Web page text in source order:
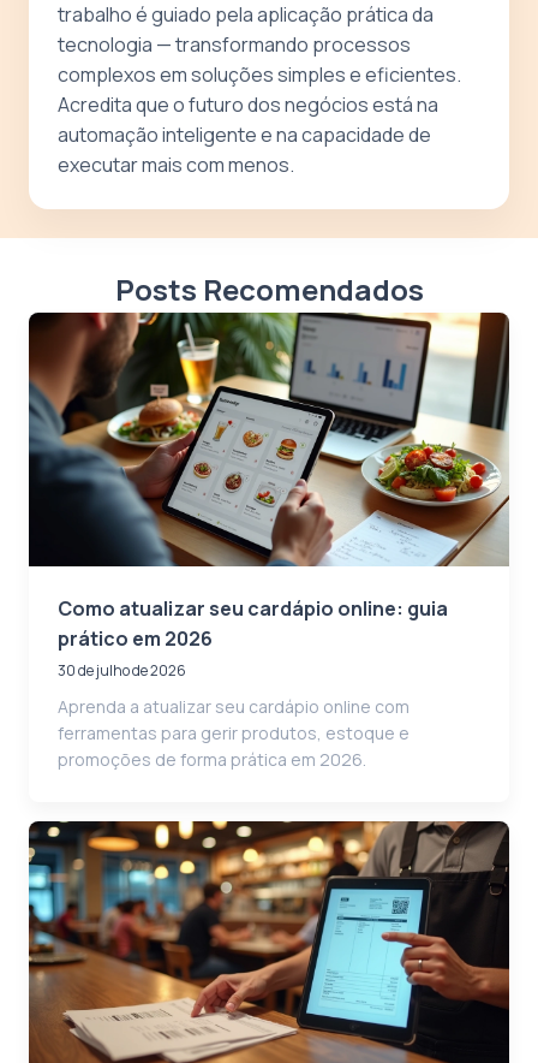
trabalho é guiado pela aplicação prática da
tecnologia — transformando processos
complexos em soluções simples e eficientes.
Acredita que o futuro dos negócios está na
automação inteligente e na capacidade de
executar mais com menos.
Posts Recomendados
Como atualizar seu cardápio online: guia
prático em 2026
30 de julho de 2026
Aprenda a atualizar seu cardápio online com
ferramentas para gerir produtos, estoque e
promoções de forma prática em 2026.